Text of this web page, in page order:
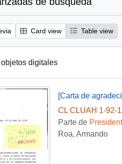
Card view Table view
digitales
CL CLUAH 1-92-
Parte de
Roa, Armando